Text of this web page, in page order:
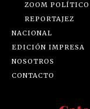
ZOOM POLÍTICO
REPORTAJEZ
NACIONAL
EDICIÓN IMPRESA
NOSOTROS
CONTACTO